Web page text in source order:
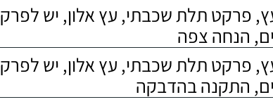
פרקט תלת שכבתי, עץ אלון, יש לפרק
הנחה צפה
פרקט תלת שכבתי, עץ אלון, יש לפרק
התקנה בהדבקה